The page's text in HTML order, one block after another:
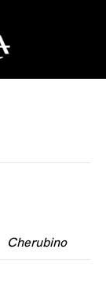
Cherubino